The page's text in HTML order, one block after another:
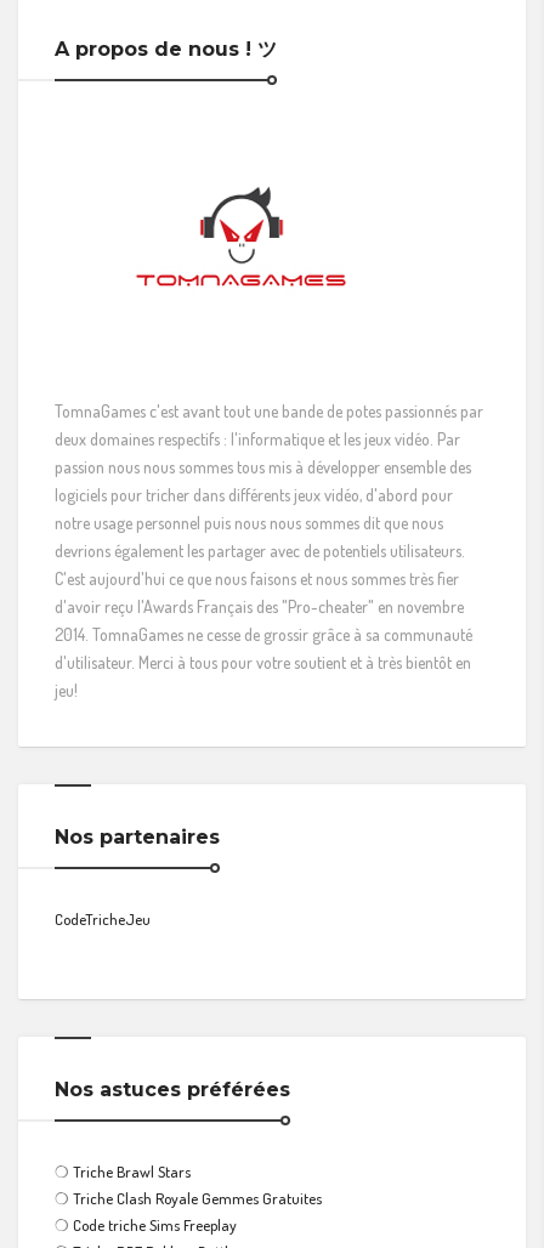
A propos de nous ! ツ
TomnaGames c'est avant tout une bande de potes passionnés par
deux domaines respectifs : l'informatique et les jeux vidéo. Par
passion nous nous sommes tous mis à développer ensemble des
logiciels pour tricher dans différents jeux vidéo, d'abord pour
notre usage personnel puis nous nous sommes dit que nous
devrions également les partager avec de potentiels utilisateurs.
C'est aujourd'hui ce que nous faisons et nous sommes très fier
d'avoir reçu l'Awards Français des "Pro-cheater" en novembre
2014. TomnaGames ne cesse de grossir grâce à sa communauté
d'utilisateur. Merci à tous pour votre soutient et à très bientôt en
jeu!
Nos partenaires
CodeTricheJeu
Nos astuces préférées
❍ Triche Brawl Stars
❍ Triche Clash Royale Gemmes Gratuites
❍ Code triche Sims Freeplay